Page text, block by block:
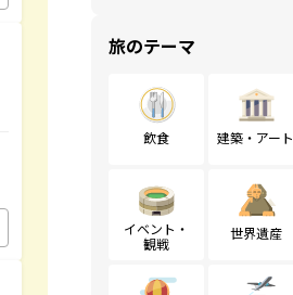
旅のテーマ
飲食 建築・アート
イベント・
観戦
世界遺産